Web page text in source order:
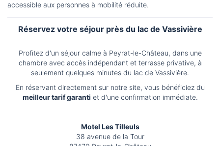
accessible aux personnes à mobilité réduite.
Réservez votre séjour près du lac de Vassivière
Profitez d'un séjour calme à Peyrat-le-Château, dans une
chambre avec accès indépendant et terrasse privative, à
seulement quelques minutes du lac de Vassivière.
En réservant directement sur notre site, vous bénéficiez du
meilleur tarif garanti et d'une confirmation immédiate.
Motel Les Tilleuls
38 avenue de la Tour